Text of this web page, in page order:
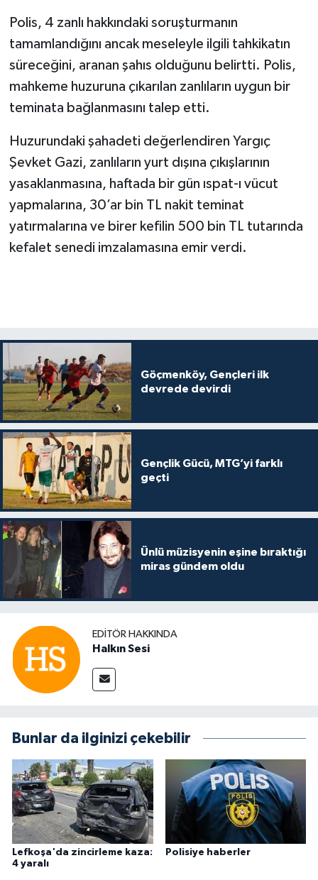
Polis, 4 zanlı hakkındaki soruşturmanın
tamamlandığını ancak meseleyle ilgili tahkikatın
süreceğini, aranan şahıs olduğunu belirtti. Polis,
mahkeme huzuruna çıkarılan zanlıların uygun bir
teminata bağlanmasını talep etti.
Huzurundaki şahadeti değerlendiren Yargıç
Şevket Gazi, zanlıların yurt dışına çıkışlarının
yasaklanmasına, haftada bir gün ıspat-ı vücut
yapmalarına, 30’ar bin TL nakit teminat
yatırmalarına ve birer kefilin 500 bin TL tutarında
kefalet senedi imzalamasına emir verdi.
Göçmenköy, Gençleri ilk
devrede devirdi
Gençlik Gücü, MTG’yi farklı
geçti
Ünlü müzisyenin eşine bıraktığı
miras gündem oldu
EDITÖR HAKKINDA
Halkın Sesi
Bunlar da ilginizi çekebilir
Lefkoşa'da zincirleme kaza:
4 yaralı
Polisiye haberler